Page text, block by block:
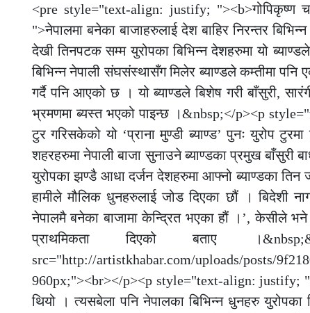
<pre style="text-align: justify; "><b>गोपिकृष्ण
">नेपालमा बनेका बाजाहरुलाई देश बाहिर निरन्तर
देखी तिनपटक सम्म युरोपका बिभिन्न देशहरुमा यो
बिभिन्न नेपाली संघसंस्थासँग मिलेर ब्याण्डले कम्तीमा पनि
गर्दै पनि आएको छ । यो ब्याण्डले बिशेष गरी बाँसुरी,
भ्रमणमा ब्यस्त भएको पाइन्छ ।&nbsp;</p><p
टुर गरिसकेको यो ‘प्राना मुण्डी ब्याण्ड’ पुनः युरोप
शहरहरुमा नेपाली बाजा सुनाउने ब्याण्डका प्रमुख बाँसुरी
युरोपका झण्डै आधा दर्जन देशहरुमा आफ्नो ब्याण्डका तिन
हामीले मौलिक धुनहरुलाई जोड दिएका छौं । बिदेशी
नेपालमै बनेका बाजामा केन्द्रित भएका हौं ।’, केसीले
प्राथमिकता दिएको बताए
src="http://artistkhabar.com/uploads/posts/
960px;"><br></p><p style="text-align: justify;
थियो । त्यसबेला पनि नेपालका बिभिन्न धुनहरु